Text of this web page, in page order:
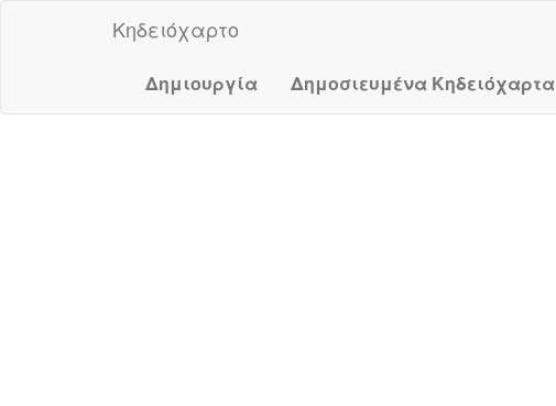
Κηδειόχαρτο
Δημιουργία Δημοσιευμένα Κηδειόχαρτα